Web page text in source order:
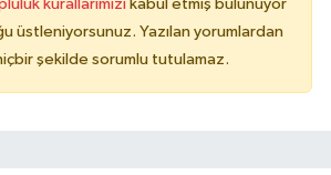
kurallarımızı kabul etmiş bulunuyor
üstleniyorsunuz. Yazılan yorumlardan
şekilde sorumlu tutulamaz.